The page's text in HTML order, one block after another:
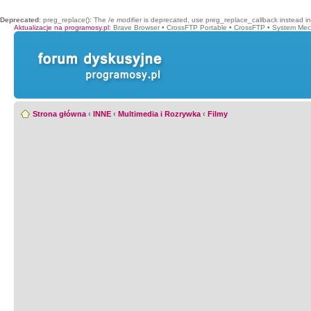
Deprecated: preg_replace(): The /e modifier is deprecated, use preg_replace_callback instead
Aktualizacje na programosy.pl: Brave Browser • CrossFTP Portable • CrossFTP • System
Strona główna ‹ INNE ‹ Multimedia i Rozrywka ‹ Filmy